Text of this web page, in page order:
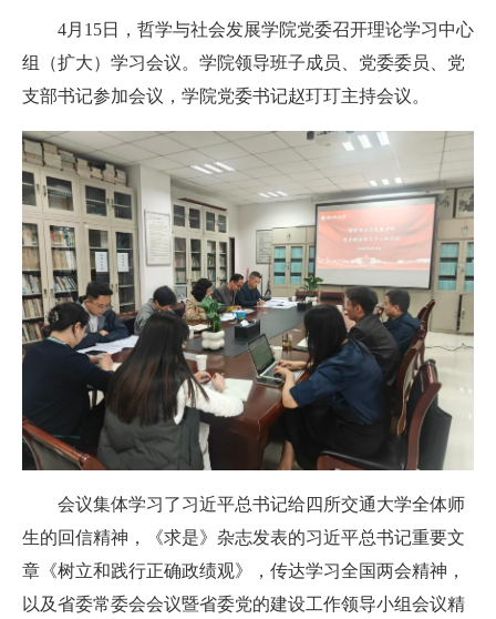
4月15日，哲学与社会发展学院党委召开理论学习中心
组（扩大）学习会议。学院领导班子成员、党委委员、党
支部书记参加会议，学院党委书记赵玎玎主持会议。
会议集体学习了习近平总书记给四所交通大学全体师
生的回信精神，《求是》杂志发表的习近平总书记重要文
章《树立和践行正确政绩观》，传达学习全国两会精神，
以及省委常委会会议暨省委党的建设工作领导小组会议精